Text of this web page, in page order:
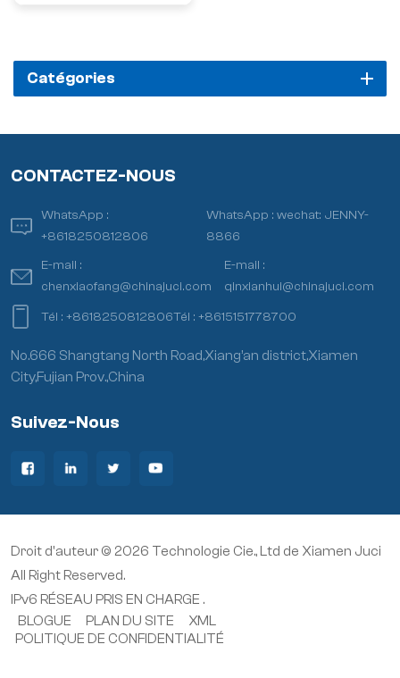
Catégories
CONTACTEZ-NOUS
WhatsApp :
+8618250812806
WhatsApp :wechat: JENNY-
8866
E-mail :
chenxiaofang@chinajuci.com
E-mail :
qinxianhui@chinajuci.com
Tél :+8618250812806Tél :+8615151778700
No.666 Shangtang North Road,Xiang’an district,Xiamen
City,Fujian Prov.,China
Suivez-Nous
Droit d'auteur © 2026 Technologie Cie., Ltd de Xiamen Juci
All Right Reserved.
IPv6 RÉSEAU PRIS EN CHARGE .
BLOGUE
PLAN DU SITE
XML
POLITIQUE DE CONFIDENTIALITÉ